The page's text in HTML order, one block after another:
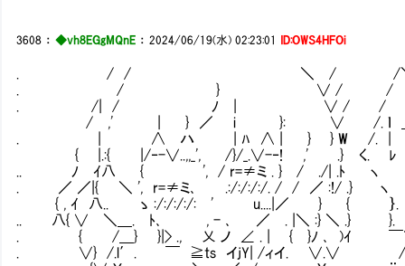
3608 ：◆vh8EGgMQnE ：2024/06/19(水) 02:23:01 ID:OWS4HFOi
. / / ＼ / /
. / } ∨ / / ＼ /
. /| / ﾉ | ∨ / / ＼ ＿ r-
/ ,' | } ／ i }: ∨ /. ｌ ＿|__ { ヽ ￣
. | ∧ ハ | ﾊ ∧ | } } W /. | _|
{ |.:{ |/‐-∨..,,_', /}/_.∨-‐! ,' .} く. ﾚ (_厂ヽ .{
.. ﾉ ｲ八 { ', / r=≠ミ . } / ./| .ﾄ ヽ 七_
. ／ ／|{ ＼ ', r=≠ミ､ .:/:/:/:/. / / ／ :!/ .} ヽ (
{ , ｲ 八.. ゝ :/:/:/:/: ' u....|／ } { ｝. ：
.. 八{ ∨ ＼＿. ﾄ､ , - ､ ／ . |＼ :} ＼ .} }.
. { /＿} }|> ., 乂 ノ ∠ . | { }ﾉ ､ )ｲ
. ∨} /.l′. ￣ ≧ts イjY| /ィイ. ∨.∨